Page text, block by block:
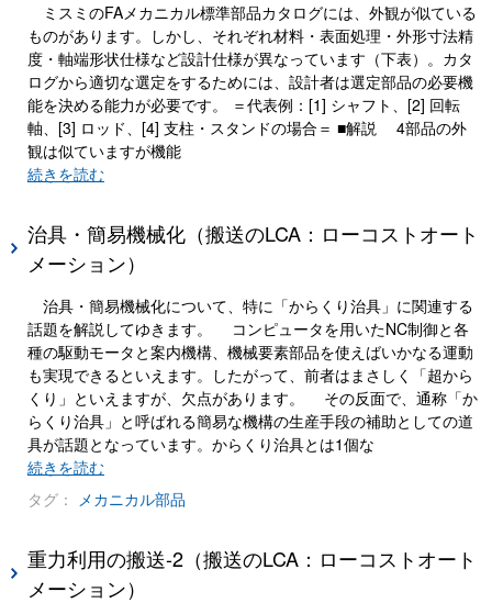
ミスミのFAメカニカル標準部品カタログには、外観が似ている
ものがあります。しかし、それぞれ材料・表面処理・外形寸法精
度・軸端形状仕様など設計仕様が異なっています（下表）。カタ
ログから適切な選定をするためには、設計者は選定部品の必要機
能を決める能力が必要です。 ＝代表例：[1] シャフト、[2] 回転
軸、[3] ロッド、[4] 支柱・スタンドの場合＝ ■解説 4部品の外
観は似ていますが機能
続きを読む
治具・簡易機械化（搬送のLCA：ローコストオート
メーション）
治具・簡易機械化について、特に「からくり治具」に関連する
話題を解説してゆきます。 コンピュータを用いたNC制御と各
種の駆動モータと案内機構、機械要素部品を使えばいかなる運動
も実現できるといえます。したがって、前者はまさしく「超から
くり」といえますが、欠点があります。 その反面で、通称「か
らくり治具」と呼ばれる簡易な機構の生産手段の補助としての道
具が話題となっています。からくり治具とは1個な
続きを読む
タグ： メカニカル部品
重力利用の搬送-2（搬送のLCA：ローコストオート
メーション）